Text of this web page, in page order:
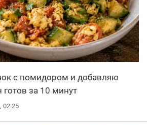
с помидором и добавляю
готов за 10 минут
02:25